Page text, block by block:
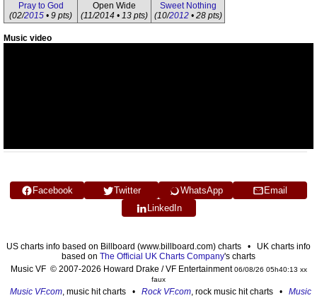
Pray to God
(02/2015 • 9 pts)
Open Wide
(11/2014 • 13 pts)
Sweet Nothing
(10/2012• 28 pts)
Music video
Facebook Twitter WhatsApp
Email
LinkedIn
US charts info based on Billboard (www.billboard.com) charts • UK charts info
based on The Official UK Charts Company's charts
Music VF © 2007-2026 Howard Drake / VF Entertainment06/08/26 05h40:13 xx
faux
Music VF.com, music hit charts • Rock VF.com, rock music hit charts • Music